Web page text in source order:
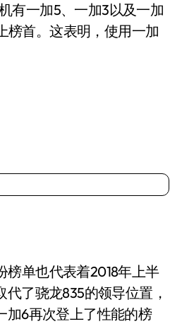
有一加5、一加3以及一加
榜首。这表明，使用一加
单也代表着2018年上半
了骁龙835的领导位置，
加6再次登上了性能的榜